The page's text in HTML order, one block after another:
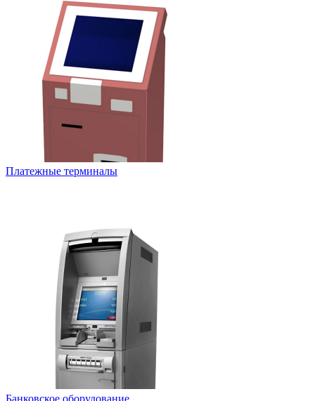
Платежные терминалы
Банковское оборудование